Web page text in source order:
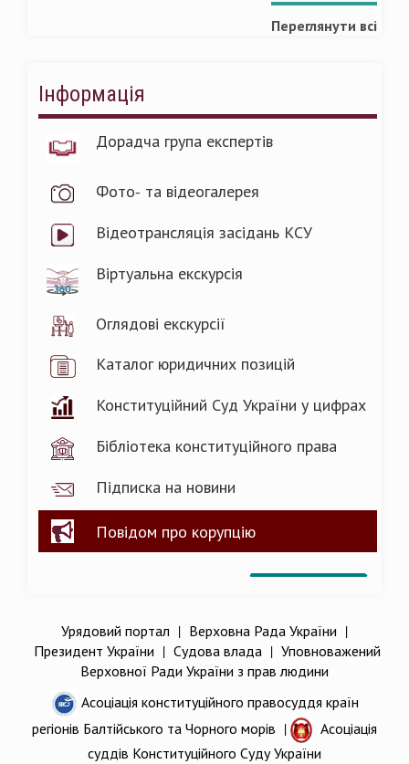
Переглянути всі
Інформація
Дорадча група експертів
Фото- та відеогалерея
Відеотрансляція засідань КСУ
Віртуальна екскурсія
Оглядові екскурсії
Каталог юридичних позицій
Конституційний Суд України у цифрах
Бібліотека конституційного права
Підписка на новини
Повідом про корупцію
Урядовий портал | Верховна Рада України |
Президент України | Судова влада| Уповноважений
Верховної Ради України з прав людини
Асоціація конституційного правосуддя країн
регіонів Балтійського та Чорного морів |
Асоціація
суддів Конституційного Суду України